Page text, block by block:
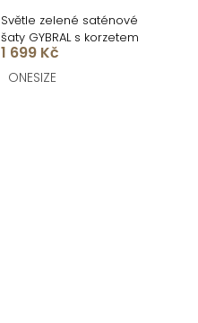
Světle zelené saténové
šaty GYBRAL s korzetem
1 699 Kč
ONESIZE